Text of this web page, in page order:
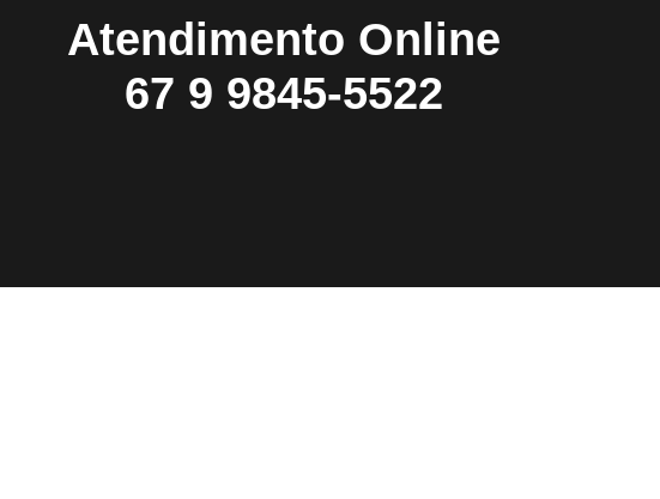
Atendimento Online
67 9 9845-5522